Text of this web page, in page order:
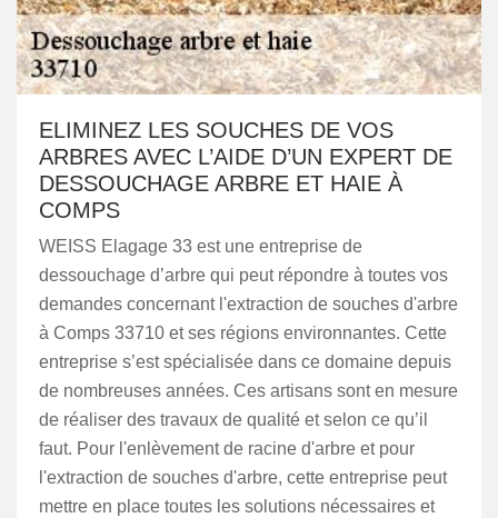
ELIMINEZ LES SOUCHES DE VOS
ARBRES AVEC L’AIDE D’UN EXPERT DE
DESSOUCHAGE ARBRE ET HAIE À
COMPS
WEISS Elagage 33 est une entreprise de
dessouchage d’arbre qui peut répondre à toutes vos
demandes concernant l'extraction de souches d'arbre
à Comps 33710 et ses régions environnantes. Cette
entreprise s’est spécialisée dans ce domaine depuis
de nombreuses années. Ces artisans sont en mesure
de réaliser des travaux de qualité et selon ce qu’il
faut. Pour l'enlèvement de racine d'arbre et pour
l'extraction de souches d'arbre, cette entreprise peut
mettre en place toutes les solutions nécessaires et